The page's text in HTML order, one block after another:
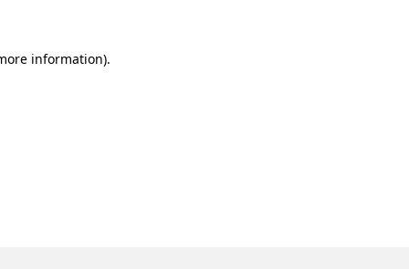
information).